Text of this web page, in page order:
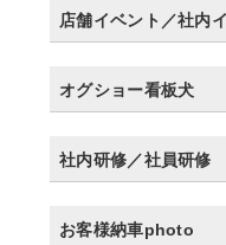
店舗イベント／社内
オグショー看板犬
社内研修／社員研修
お客様納車photo